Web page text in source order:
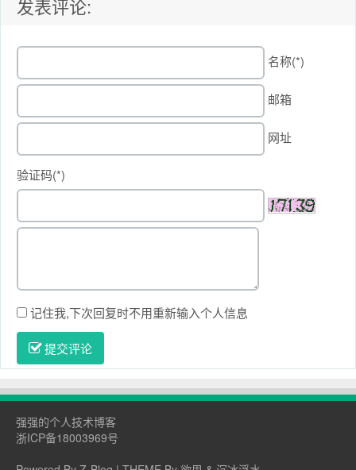
发表评论:
名称(*)
邮箱
网址
验证码(*)
记住我,下次回复时不用重新输入个人信息
提交评论
强强的个人技术博客
浙ICP备18003969号